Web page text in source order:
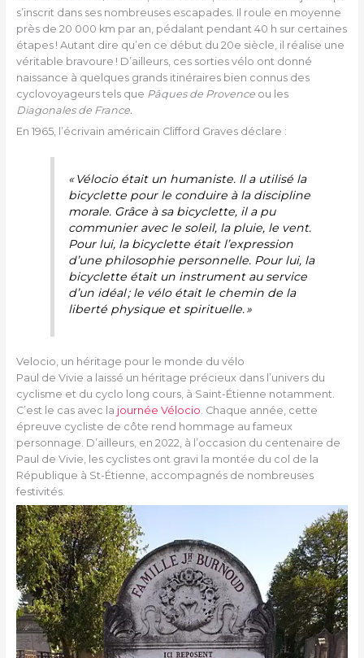
s’inscrit dans ses nombreuses escapades. Il roule en moyenne
près de 20 000 km par an, pédalant pendant 40 h sur certaines
étapes ! Autant dire qu’en ce début du 20e siècle, il réalise une
véritable bravoure ! D’ailleurs, ces sorties vélo ont donné
naissance à quelques grands itinéraires bien connus des
cyclovoyageurs tels que Pâques de Provenceou les
Diagonales de France.
En 1965, l’écrivain américain Clifford Graves déclare :
« Vélocio était un humaniste. Il a utilisé la
bicyclette pour le conduire à la discipline
morale. Grâce à sa bicyclette, il a pu
communier avec le soleil, la pluie, le vent.
Pour lui, la bicyclette était l’expression
d’une philosophie personnelle. Pour lui, la
bicyclette était un instrument au service
d’un idéal ; le vélo était le chemin de la
liberté physique et spirituelle. »
Velocio, un héritage pour le monde du vélo
Paul de Vivie a laissé un héritage précieux dans l’univers du
cyclisme et du cyclo long cours, à Saint-Étienne notamment.
C’est le cas avec la journée Vélocio. Chaque année, cette
épreuve cycliste de côte rend hommage au fameux
personnage. D’ailleurs, en 2022, à l’occasion du centenaire de
Paul de Vivie, les cyclistes ont gravi la montée du col de la
République à St-Étienne, accompagnés de nombreuses
festivités.